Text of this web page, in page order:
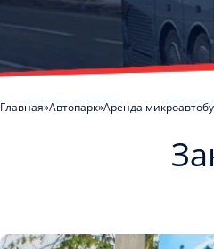
Главная Автопарк Аренда